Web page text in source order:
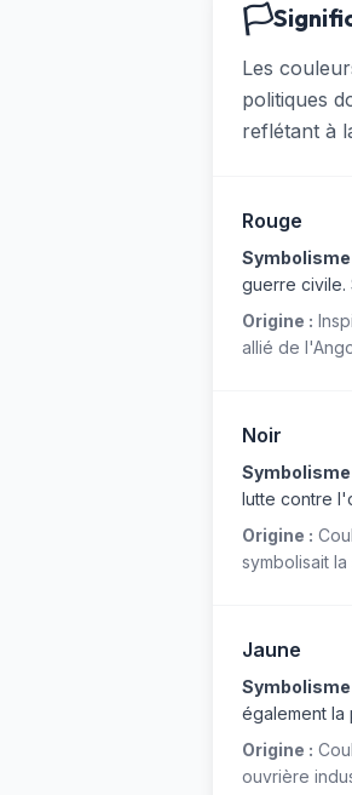
🏳️
Les
politiques
reflétant à
Rouge
Symbolisme
guerre civile.
Origine :
allié de
Noir
Symbolisme
lutte contre
Origine :
symbolisait
Jaune
Symbolisme
également
Origine :
ouvrière